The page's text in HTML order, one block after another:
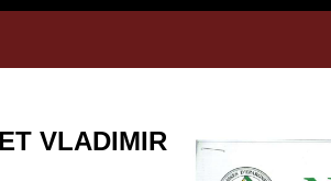
VLADIMIR